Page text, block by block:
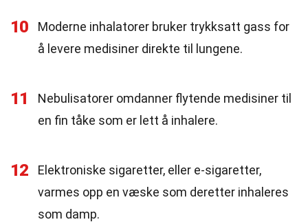
10
Moderne inhalatorer bruker trykksatt gass for
å levere medisiner direkte til lungene.
11
Nebulisatorer omdanner flytende medisiner til
en fin tåke som er lett å inhalere.
12
Elektroniske sigaretter, eller e-sigaretter,
varmes opp en væske som deretter inhaleres
som damp.